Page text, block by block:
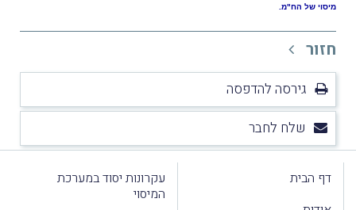
של הח"מ.
גירסה להדפסה
שלח לחבר
הבית
עקרונות יסוד במערכת